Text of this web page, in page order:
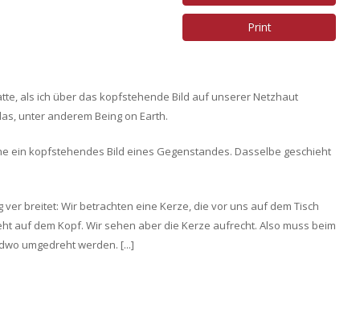
Print
als ich über das kopfstehende Bild auf unserer Netzhaut
unter anderem Being on Earth.
ein kopfstehendes Bild eines Gegenstandes. Dasselbe geschieht
breitet: Wir betrachten eine Kerze, die vor uns auf dem Tisch
auf dem Kopf. Wir sehen aber die Kerze aufrecht. Also muss beim
umgedreht werden. [...]